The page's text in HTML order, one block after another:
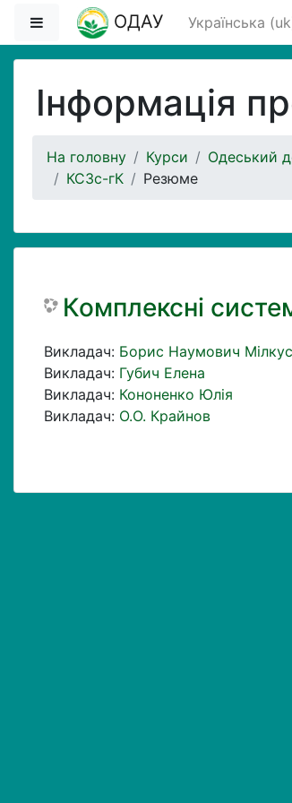
Перейти до головного вмісту
Бокова панель
ОДАУ Українська
Інформація
На головну Курси Одеський
КСЗс-гК
Резюме
Комплексні
Викладач: Борис Наумович Мілкус
Викладач: Губич Елена
Викладач: Кононенко Юлія
Викладач: О.О. Крайнов